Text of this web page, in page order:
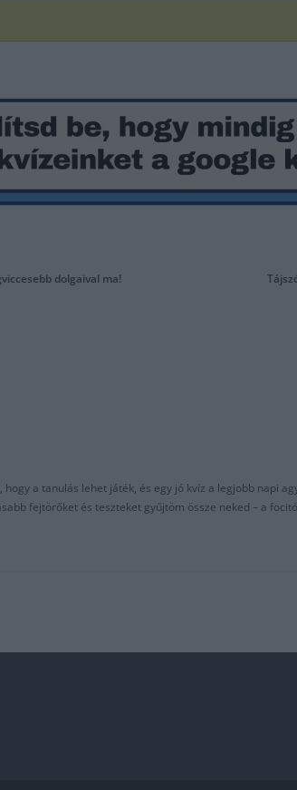
dolgaival ma!
a tanulás lehet játék, és egy jó kvíz a legjobb
fejtörőket és teszteket gyűjtöm össze neked – a